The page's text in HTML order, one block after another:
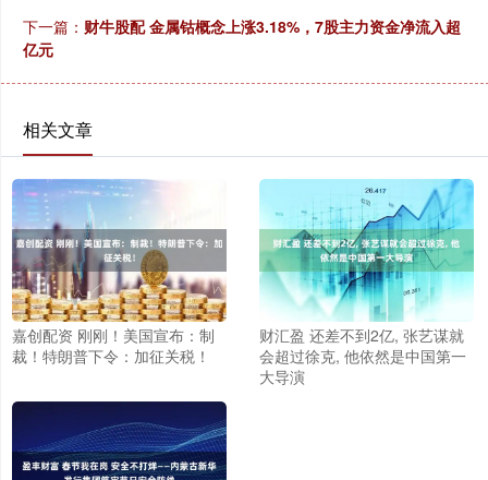
下一篇： 财牛股配 金属钴概念上涨3.18%，7股主力资金净流入超
亿元
相关文章
嘉创配资 刚刚！美国宣布：制
裁！特朗普下令：加征关税！
财汇盈 还差不到2亿, 张艺谋就
会超过徐克, 他依然是中国第一
大导演